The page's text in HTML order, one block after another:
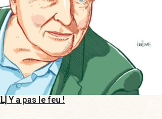
Y a pas le feu !